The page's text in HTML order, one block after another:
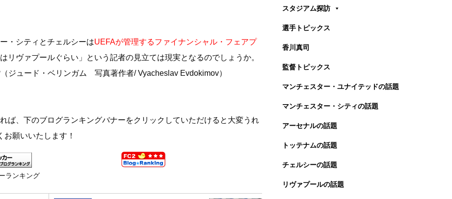
・シティとチェルシーはUEFAが管理するファイナンシャル・フェアプ
リヴァプールぐらい」という記者の見立ては現実となるのでしょうか。
ジュード・ベリンガム 写真著作者/ Vyacheslav Evdokimov）
ば、下のブログランキングバナーをクリックしていただけると大変うれ
願いいたします！
ランキング
スタジアム探訪
選手トピックス
香川真司
監督トピックス
マンチェスター・ユナイテッドの話題
マンチェスター・シティの話題
アーセナルの話題
トッテナムの話題
チェルシーの話題
リヴァプールの話題